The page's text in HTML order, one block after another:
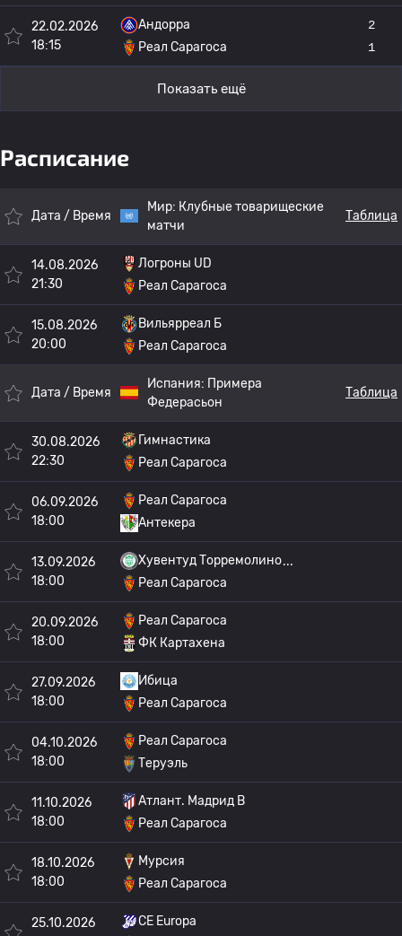
22.02.2026
18:15
Андорра
Реал Сарагоса
2
1
Показать ещё
Расписание
Дата / Время
Мир: Клубные товарищеские
матчи
Таблица
14.08.2026
21:30
Логроны UD
Реал Сарагоса
15.08.2026
20:00
Вильярреал Б
Реал Сарагоса
Дата / Время
Испания: Примера
Федерасьон
Таблица
30.08.2026
22:30
Гимнастика
Реал Сарагоса
06.09.2026
18:00
Реал Сарагоса
Антекера
13.09.2026
18:00
Хувентуд Торремолино
Реал Сарагоса
20.09.2026
18:00
Реал Сарагоса
ФК Картахена
27.09.2026
18:00
Ибица
Реал Сарагоса
04.10.2026
18:00
Реал Сарагоса
Теруэль
11.10.2026
18:00
Атлант. Мадрид B
Реал Сарагоса
18.10.2026
18:00
Мурсия
Реал Сарагоса
25.10.2026
CE Europa